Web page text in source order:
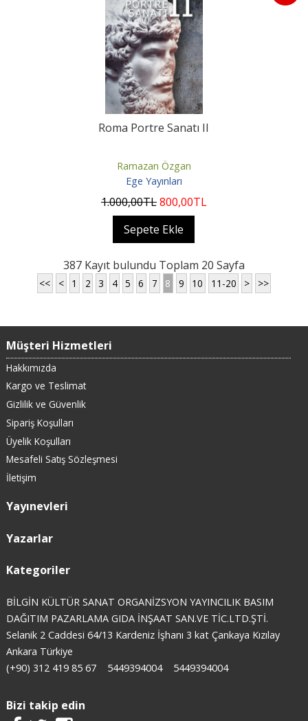
Roma Portre Sanatı II
Ramazan Özgan
Ege Yayınları
1.000,00TL800,00TL
Sepete Ekle
387 Kayıt bulundu Toplam 20 Sayfa
<< < 1 2 3 4 5 6 7 8 9 10 11-20 > >>
Müşteri Hizmetleri
Hakkımızda
Kargo ve Teslimat
Gizlilik ve Güvenlik
Sipariş Koşulları
Üyelik Koşulları
Mesafeli Satış Sözleşmesi
İletişim
Yayınevleri
Yazarlar
Kategoriler
BİLGİN KÜLTÜR SANAT ORGANİZSYON YAYINCILIK BASIM
DAĞITIM PAZARLAMA GIDA İNŞAAT SAN.VE TİC.LTD.ŞTİ.
Selanik 2 Caddesi 64/13 Kardeniz İşhanı 3 kat Çankaya Kızılay
Ankara Türkiye
(+90) 312 419 85 67
5449394004 5449394004
Bizi takip edin